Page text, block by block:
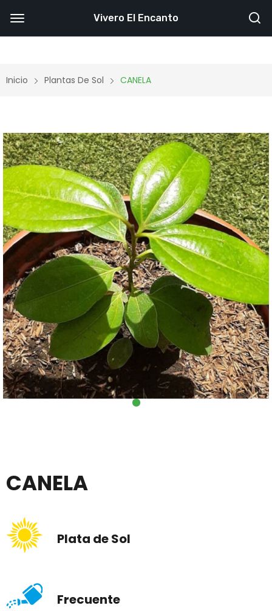
Inicio Plantas De Sol CANELA
CANELA
Plata de Sol
Frecuente
Vivero El Encanto